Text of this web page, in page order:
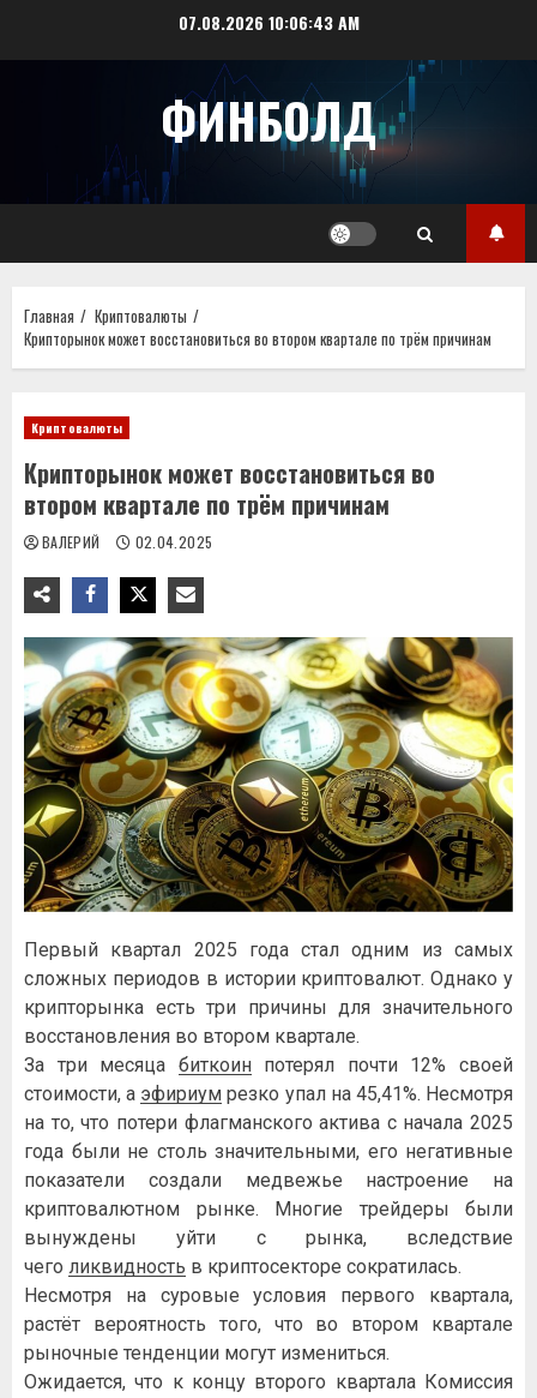
07.08.2026 10:06:44 AM
ФИНБОЛД
Главная
Криптовалюты
Крипторынок может восстановиться во втором квартале по трём причинам
Криптовалюты
Крипторынок может восстановиться во
втором квартале по трём причинам
ВАЛЕРИЙ 02.04.2025
Первый квартал 2025 года стал одним из самых
сложных периодов в истории криптовалют. Однако у
крипторынка есть три причины для значительного
восстановления во втором квартале.
За три месяца биткоинпотерял почти 12% своей
стоимости, а эфириум резко упал на 45,41%. Несмотря
на то, что потери флагманского актива с начала 2025
года были не столь значительными, его негативные
показатели создали медвежье настроение на
криптовалютном рынке. Многие трейдеры были
вынуждены уйти с рынка, вследствие
чего ликвидность в криптосекторе сократилась.
Несмотря на суровые условия первого квартала,
растёт вероятность того, что во втором квартале
рыночные тенденции могут измениться.
Ожидается, что к концу второго квартала Комиссия